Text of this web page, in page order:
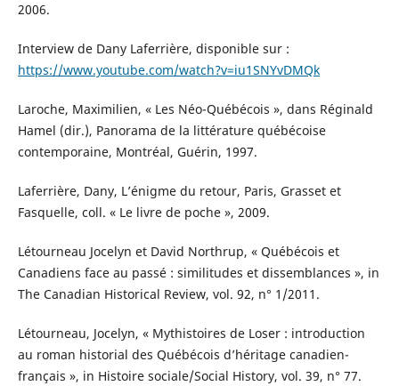
2006.
Interview de Dany Laferrière, disponible sur :
https://www.youtube.com/watch?v=iu1SNYvDMQk
Laroche, Maximilien, « Les Néo-Québécois », dans Réginald
Hamel (dir.), Panorama de la littérature québécoise
contemporaine, Montréal, Guérin, 1997.
Laferrière, Dany, L’énigme du retour, Paris, Grasset et
Fasquelle, coll. « Le livre de poche », 2009.
Létourneau Jocelyn et David Northrup, « Québécois et
Canadiens face au passé : similitudes et dissemblances », in
The Canadian Historical Review, vol. 92, n° 1/2011.
Létourneau, Jocelyn, « Mythistoires de Loser : introduction
au roman historial des Québécois d’héritage canadien-
français », in Histoire sociale/Social History, vol. 39, n° 77.